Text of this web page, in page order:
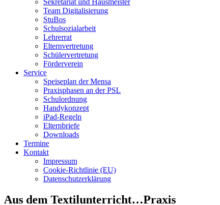
Sekretariat und Hausmeister
Team Digitalisierung
StuBos
Schulsozialarbeit
Lehrerrat
Elternvertretung
Schülervertretung
Förderverein
Service
Speiseplan der Mensa
Praxisphasen an der PSL
Schulordnung
Handykonzept
iPad-Regeln
Elternbriefe
Downloads
Termine
Kontakt
Impressum
Cookie-Richtlinie (EU)
Datenschutzerklärung
Aus dem Textilunterricht…Praxis